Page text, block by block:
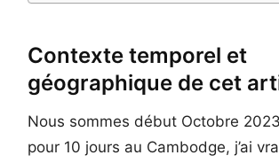
Contexte temporel et
géographique de cet
Nous sommes début Octobre
pour 10 jours au Cambodge, j’ai